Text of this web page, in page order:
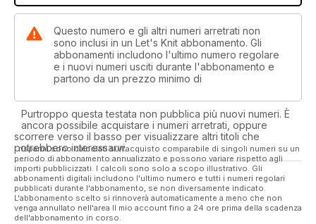
Questo numero e gli altri numeri arretrati non
sono inclusi in un Let's Knit abbonamento. Gli
abbonamenti includono l'ultimo numero regolare
e i nuovi numeri usciti durante l'abbonamento e
partono da un prezzo minimo di
Purtroppo questa testata non pubblica più nuovi numeri. È
ancora possibile acquistare i numeri arretrati, oppure
scorrere verso il basso per visualizzare altri titoli che
potrebbero interessarvi.
I risparmi sono calcolati sull'acquisto comparabile di singoli numeri su un
periodo di abbonamento annualizzato e possono variare rispetto agli
importi pubblicizzati. I calcoli sono solo a scopo illustrativo. Gli
abbonamenti digitali includono l'ultimo numero e tutti i numeri regolari
pubblicati durante l'abbonamento, se non diversamente indicato.
L'abbonamento scelto si rinnoverà automaticamente a meno che non
venga annullato nell'area Il mio account fino a 24 ore prima della scadenza
dell'abbonamento in corso.